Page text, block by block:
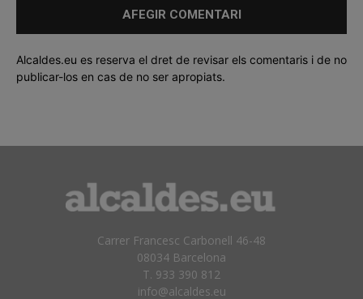
Alcaldes.eu es reserva el dret de revisar els comentaris i de no
publicar-los en cas de no ser apropiats.
Carrer Francesc Carbonell 46-48
08034 Barcelona
T. 933 390 812
info@alcaldes.eu